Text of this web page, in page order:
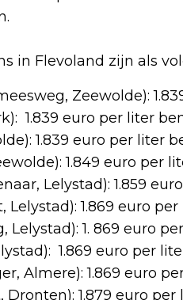
in Flevoland zijn als
Zeewolde):
1.839 euro per liter
1.839 euro per liter
1.849 euro per
Lelystad): 1.859
Lelystad): 1.869 euro
Lelystad): 1. 869 euro
1.869 euro per
Almere): 1.869 euro
1.879 euro